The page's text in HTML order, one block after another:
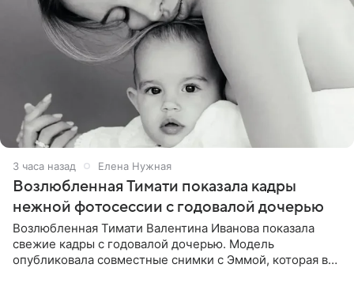
3 часа назад Елена Нужная
Возлюбленная Тимати показала кадры
нежной фотосессии с годовалой дочерью
Возлюбленная Тимати Валентина Иванова показала
свежие кадры с годовалой дочерью. Модель
опубликовала совместные снимки с Эммой, которая в